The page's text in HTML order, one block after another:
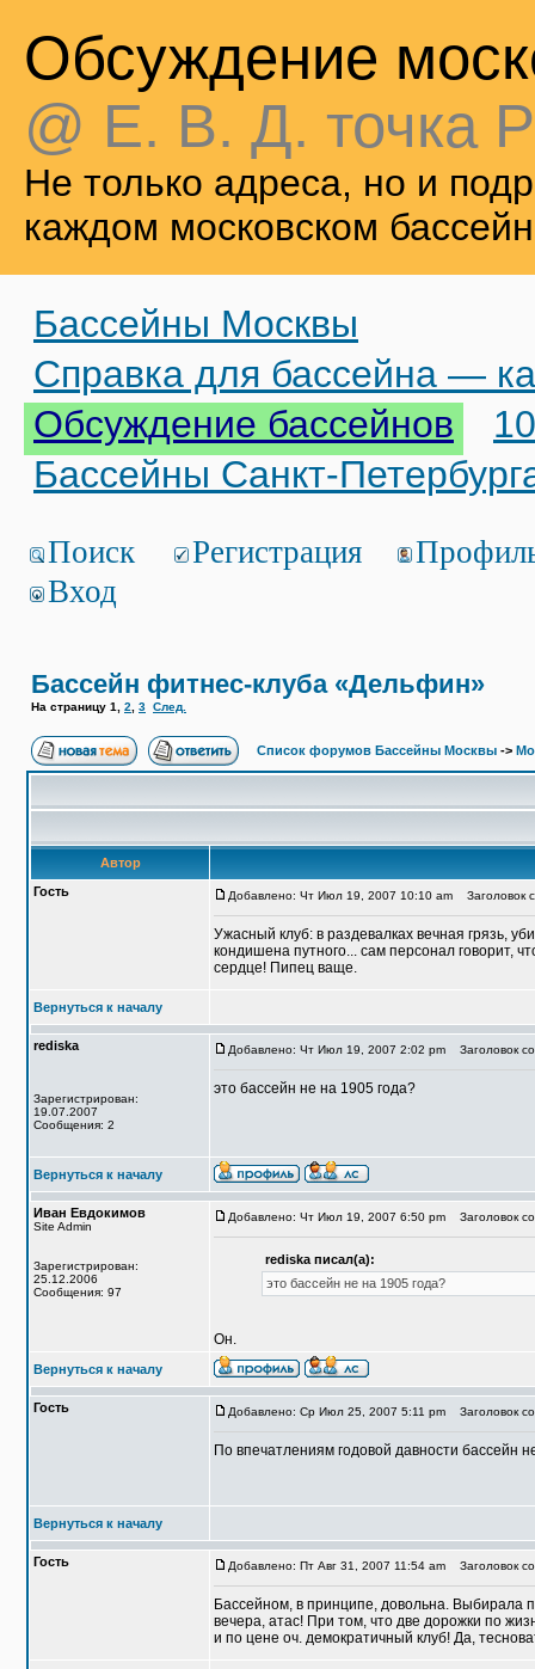
Обсуждение
@ Е. В. Д. точка
Не только адреса, но и
каждом московском
Бассейны Москвы
Справка для бассейна —
Обсуждение бассейнов
Бассейны Санкт-
Поиск Регистрация
Вход
Бассейн фитнес-клуба «Дельфин»
На страницу 1 2 3 След.
Список форумов Бассейны Москвы ->
Автор
Гость
Добавлено: Чт Июл 19, 2007 10:10 am Заголовок
Ужасный клуб: в раздевалках вечная грязь,
кондишена путного... сам персонал говорит,
сердце! Пипец ваще.
Вернуться к началу
rediska
Зарегистрирован:
19.07.2007
Сообщения: 2
Добавлено: Чт Июл 19, 2007 2:02 pm Заголовок
это бассейн не на 1905 года?
Вернуться к началу
Иван Евдокимов
Site Admin
Зарегистрирован:
25.12.2006
Сообщения: 97
Добавлено: Чт Июл 19, 2007 6:50 pm Заголовок
rediska писал(а):
это бассейн не на 1905 года?
Он.
Вернуться к началу
Гость Добавлено: Ср Июл 25, 2007 5:11 pm Заголовок
По впечатлениям годовой давности бассейн
Вернуться к началу
Гость Добавлено: Пт Авг 31, 2007 11:54 am Заголовок
Бассейном, в принципе, довольна. Выбирала
вечера, атас! При том, что две дорожки по
и по цене оч. демократичный клуб! Да,